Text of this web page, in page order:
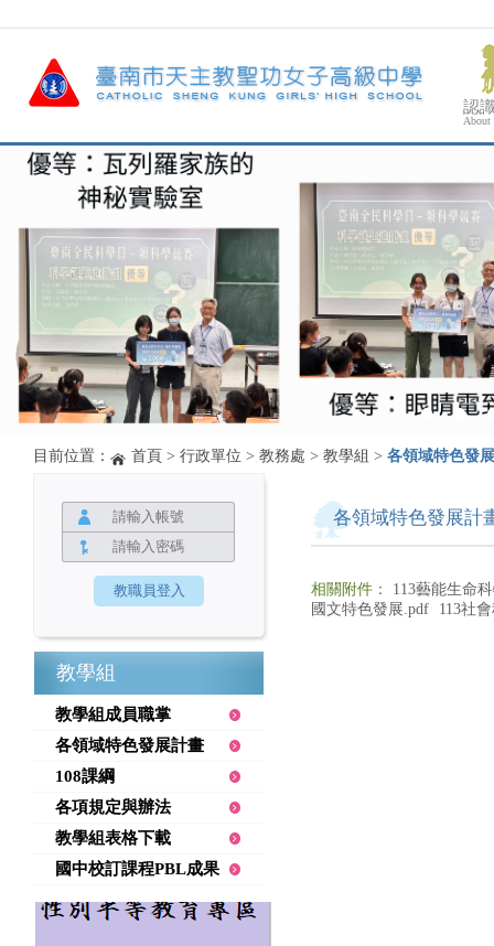
認
About
目前位置： 首頁 > 行政單位 > 教務處 > 教學組 > 各領域特色發
教學組
教學組成員職掌
各領域特色發展計畫
108課綱
各項規定與辦法
教學組表格下載
國中校訂課程PBL成果
各領域特色發展計
相關附件： 113藝能生命
國文特色發展.pdf
113社